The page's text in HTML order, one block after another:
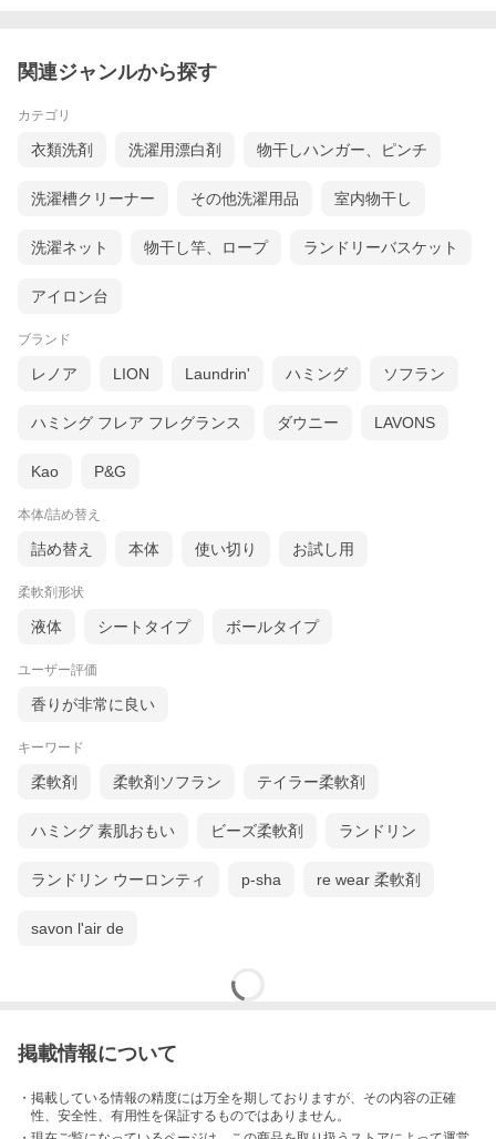
関連ジャンルから探す
カテゴリ
衣類洗剤 洗濯用漂白剤 物干しハンガー、ピンチ
洗濯槽クリーナー その他洗濯用品 室内物干し
洗濯ネット 物干し竿、ロープ ランドリーバスケット
アイロン台
ブランド
レノア LION Laundrin' ハミング ソフラン
ハミング フレア フレグランス ダウニー LAVONS
Kao P&G
本体/詰め替え
詰め替え 本体 使い切り お試し用
柔軟剤形状
液体 シートタイプ ボールタイプ
ユーザー評価
香りが非常に良い
キーワード
柔軟剤 柔軟剤ソフラン テイラー柔軟剤
ハミング 素肌おもい ビーズ柔軟剤 ランドリン
ランドリン ウーロンティ p-sha re wear 柔軟剤
savon l'air de
掲載情報について
・掲載している情報の精度には万全を期しておりますが、その内容の正確
性、安全性、有用性を保証するものではありません。